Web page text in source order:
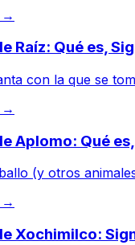
→
Raíz: Qué es,
con la que se
→
Aplomo: Qué
(y otros
→
Xochimilco: